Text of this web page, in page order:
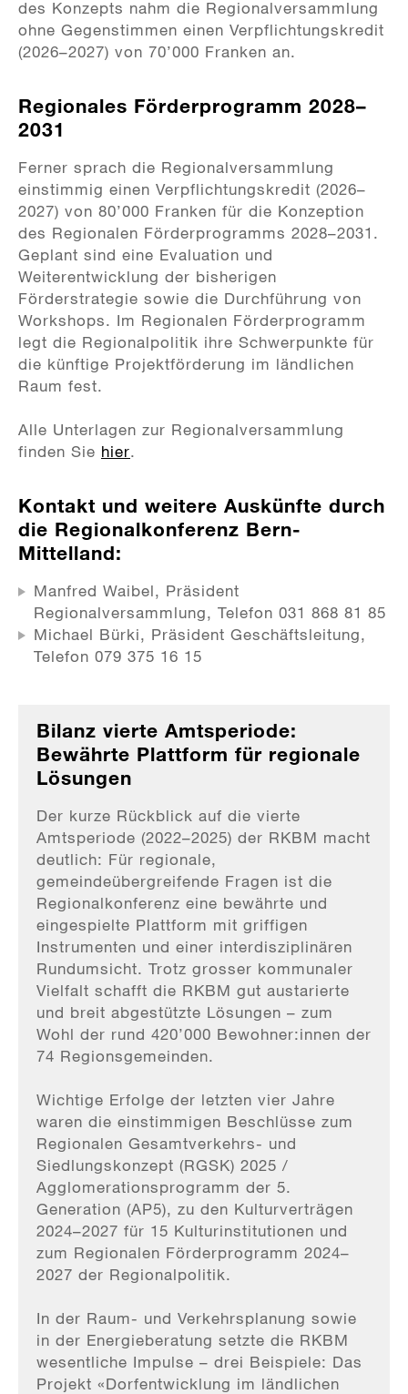
des Konzepts nahm die Regionalversammlung
ohne Gegenstimmen einen Verpflichtungskredit
(2026–2027) von 70’000 Franken an.
Regionales Förderprogramm 2028–
2031
Ferner sprach die Regionalversammlung
einstimmig einen Verpflichtungskredit (2026–
2027) von 80’000 Franken für die Konzeption
des Regionalen Förderprogramms 2028–2031.
Geplant sind eine Evaluation und
Weiterentwicklung der bisherigen
Förderstrategie sowie die Durchführung von
Workshops. Im Regionalen Förderprogramm
legt die Regionalpolitik ihre Schwerpunkte für
die künftige Projektförderung im ländlichen
Raum fest.
Alle Unterlagen zur Regionalversammlung
finden Sie hier.
Kontakt und weitere Auskünfte durch
die Regionalkonferenz Bern-
Mittelland:
Manfred Waibel, Präsident
Regionalversammlung, Telefon 031 868 81 85
Michael Bürki, Präsident Geschäftsleitung,
Telefon 079 375 16 15
Bilanz vierte Amtsperiode:
Bewährte Plattform für regionale
Lösungen
Der kurze Rückblick auf die vierte
Amtsperiode (2022–2025) der RKBM macht
deutlich: Für regionale,
gemeindeübergreifende Fragen ist die
Regionalkonferenz eine bewährte und
eingespielte Plattform mit griffigen
Instrumenten und einer interdisziplinären
Rundumsicht. Trotz grosser kommunaler
Vielfalt schafft die RKBM gut austarierte
und breit abgestützte Lösungen – zum
Wohl der rund 420’000 Bewohner:innen der
74 Regionsgemeinden.
Wichtige Erfolge der letzten vier Jahre
waren die einstimmigen Beschlüsse zum
Regionalen Gesamtverkehrs- und
Siedlungskonzept (RGSK) 2025 /
Agglomerationsprogramm der 5.
Generation (AP5), zu den Kulturverträgen
2024–2027 für 15 Kulturinstitutionen und
zum Regionalen Förderprogramm 2024–
2027 der Regionalpolitik.
In der Raum- und Verkehrsplanung sowie
in der Energieberatung setzte die RKBM
wesentliche Impulse – drei Beispiele: Das
Projekt «Dorfentwicklung im ländlichen